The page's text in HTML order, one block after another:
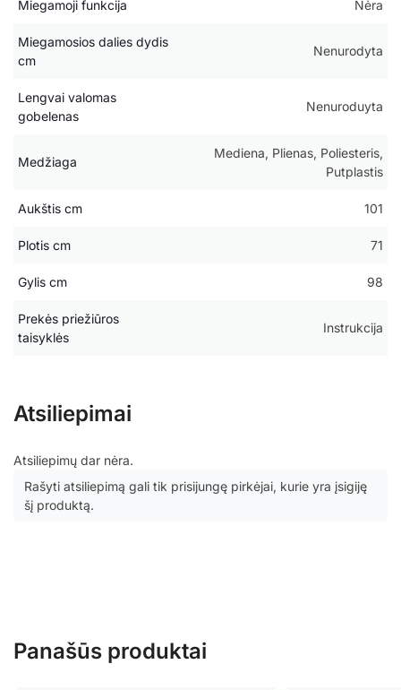
Miegamoji funkcija Nėra
Miegamosios dalies dydis
cm
Nenurodyta
Lengvai valomas
gobelenas
Nenuroduyta
Medžiaga
Mediena, Plienas, Poliesteris,
Putplastis
Aukštis cm 101
Plotis cm 71
Gylis cm 98
Prekės priežiūros
taisyklės
Instrukcija
Atsiliepimai
Atsiliepimų dar nėra.
Rašyti atsiliepimą gali tik prisijungę pirkėjai, kurie yra įsigiję
šį produktą.
Panašūs produktai